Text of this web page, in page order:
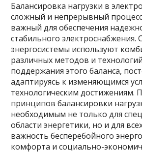
Балансировка нагрузки в
сложный и непрерывный
важный для обеспечения
стабильного
энергосистемы используют
различных методов и
поддержания этого баланса,
адаптируясь к изменяющимся
технологическим достижениям.
принципов балансировки
необходимым не только для
области энергетики, но и для
важность бесперебойного
комфорта и социально-